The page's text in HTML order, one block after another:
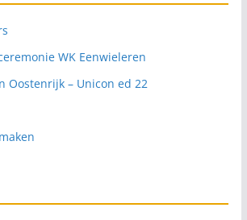
WK Eenwieleren
Oostenrijk – Unicon ed 22